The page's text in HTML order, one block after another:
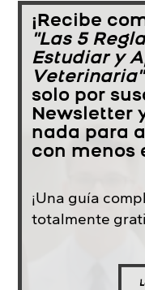
¡Recibe
"Las 5
Estudiar y
Veterinaria"
solo por
Newsletter
nada para
con menos
¡Una guía
totalmente